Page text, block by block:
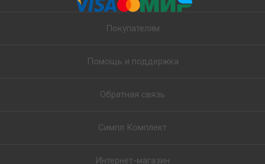
Покупателям
Помощь и поддержка
Обратная связь
Симпл Комплект
Интернет-магазин